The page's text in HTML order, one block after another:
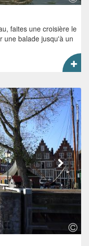
faites une croisière le
une balade jusqu'à un